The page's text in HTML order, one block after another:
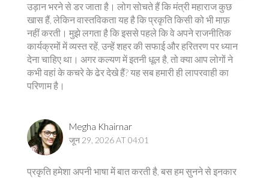
उड़ान भरने से डर जाता है। लोग सोचते हैं कि मंत्री महाराज कुछ
खास हैं, लेकिन वास्तविकता यह है कि प्रकृति किसी को भी माफ़
नहीं करती। मुझे लगता है कि इससे पहले कि वे अपने राजनीतिक
कार्यक्रमों में व्यस्त रहें, उन्हें शहर की सफाई और हरितरण पर ध्यान
देना चाहिए था। अगर कल्यण में इतनी धूल है, तो क्या आप लोगों ने
कभी वहां के कचरे के ढेर देखे हैं? यह सब हमारी ही लापरवाही का
परिणाम है।
Megha Khairnar
जून 29, 2026 AT 04:01
प्रकृति हमेशा अपनी भाषा में बात करती है, बस हम सुनने से इनकार